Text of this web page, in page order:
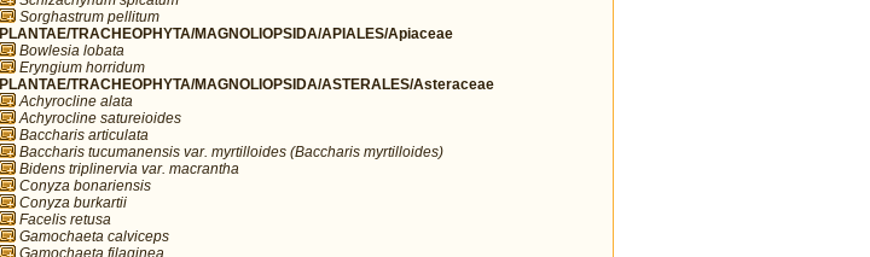
Sorghastrum pellitum
PLANTAE/TRACHEOPHYTA/MAGNOLIOPSIDA/APIALES/Apiaceae
Bowlesia lobata
Eryngium horridum
PLANTAE/TRACHEOPHYTA/MAGNOLIOPSIDA/ASTERALES/Asteraceae
Achyrocline alata
Achyrocline satureioides
Baccharis articulata
Baccharis tucumanensis var. myrtilloides (Baccharis myrtilloides)
Bidens triplinervia var. macrantha
Conyza bonariensis
Conyza burkartii
Facelis retusa
Gamochaeta calviceps
Gamochaeta filaginea